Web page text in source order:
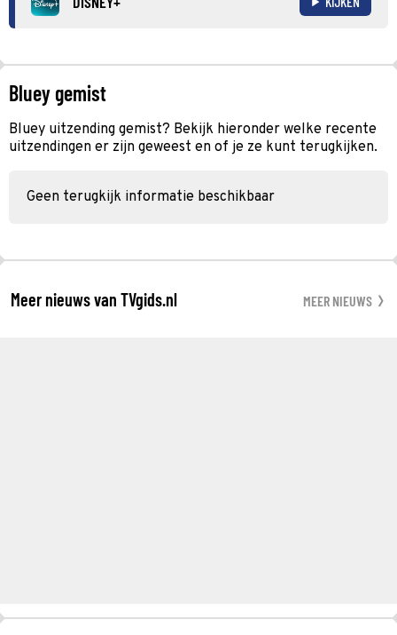
Bluey gemist
Bluey uitzending gemist? Bekijk hieronder welke recente
uitzendingen er zijn geweest en of je ze kunt terugkijken.
Geen terugkijk informatie beschikbaar
Meer nieuws van TVgids.nl MEER NIEUWS